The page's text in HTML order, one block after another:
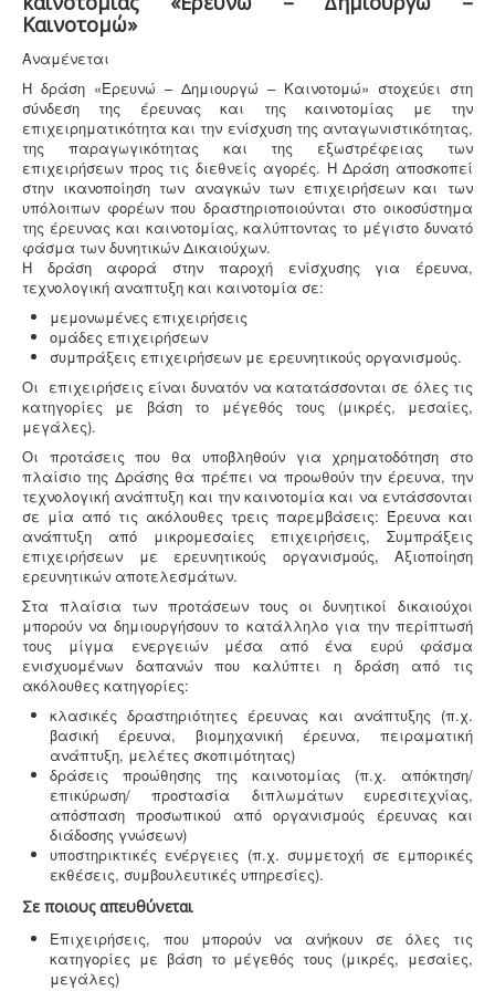
Κανονισμός λειτουργίας τουριστικού
καταλύματος
-
Τα τουριστικά καταλύματα
(ξενοδοχεία, ενοικιαζόμενα, κάμπινγκ) μοριοδοτούνται
κατά την πιστοποίηση κατάταξης σε κατηγορία
άστρων ή κλειδιών για τον κανονισμό λειτουργίας που
διακανονίζει θέματα πολιτικής παραπόνων, υποδοχής,
περιβάλλοντος και καθαριότητας.
Άδεια λειτουργίας catering -
Τα catering
αδειοδοτούνται ως επαγγελματικά εργαστήρια με
προαπαιτούμενη κτηνιατρική άδεια λειτουργίας η
οποία συνοδεύεται από πλήρη μελέτη HACCP,
Πυρασφάλεια - Πυροπροστασία -
Υφιστάμενες
επιχειρήσεις εκπαιδευτήριων, χώρων συνάθροισης
κοινού, γραφείων και εμπορικών
καταστημάτων οφείλουν να επανακαθορίσουν μέτρα
και μέσα πυροπροστασίας σύμφωνα με τις νέες
διατάξεις (ΠΥΔ 16/15, 3/15, 17/16 & /17).
Νομιμοποίηση γεώτρησης - Όλες οι μεταβιβάσεις
ακινήτων, στα οποία υπάρχει γεώτρηση, εκτελούνται
κατόπιν νομιμοποίησης της γεώτρησης. Για να
προχωρήσει η συμβολαιογραφική πράξη θα πρέπει να
έχει εκδοθεί κωδικός ΕΜΣΥ ενεργού ή ανενεργού
σημείου υδροληψίας
/Καινοτομώ»
Αναμένεται
Η δράση «Ερευνώ – Δημιουργώ – Καινοτομώ» στοχεύει στη
σύνδεση της έρευνας και της καινοτομίας με την
επιχειρηματικότητα και την ενίσχυση της ανταγωνιστικότητας,
της παραγωγικότητας και της εξωστρέφειας των
επιχειρήσεων προς τις διεθνείς αγορές. Η Δράση αποσκοπεί
στην ικανοποίηση των αναγκών των επιχειρήσεων και των
υπόλοιπων φορέων που δραστηριοποιούνται στο οικοσύστημα
της έρευνας και καινοτομίας, καλύπτοντας το μέγιστο δυνατό
φάσμα των δυνητικών Δικαιούχων.
Η δράση αφορά στην παροχή ενίσχυσης για έρευνα,
τεχνολογική αναπτυξη και καινοτομία σε:
μεμονωμένες επιχειρήσεις
ομάδες επιχειρήσεων
συμπράξεις επιχειρήσεων με ερευνητικούς οργανισμούς.
Οι επιχειρήσεις είναι δυνατόν να κατατάσσονται σε όλες τις
κατηγορίες με βάση το μέγεθός τους (μικρές, μεσαίες,
μεγάλες).
Οι προτάσεις που θα υποβληθούν για χρηματοδότηση στο
πλαίσιο της Δράσης θα πρέπει να προωθούν την έρευνα, την
τεχνολογική ανάπτυξη και την καινοτομία και να εντάσσονται
σε μία από τις ακόλουθες τρεις παρεμβάσεις: Έρευνα και
ανάπτυξη από μικρομεσαίες επιχειρήσεις, Συμπράξεις
επιχειρήσεων με ερευνητικούς οργανισμούς, Αξιοποίηση
ερευνητικών αποτελεσμάτων.
Στα πλαίσια των προτάσεων τους οι δυνητικοί δικαιούχοι
μπορούν να δημιουργήσουν το κατάλληλο για την περίπτωσή
τους μίγμα ενεργειών μέσα από ένα ευρύ φάσμα
ενισχυομένων δαπανών που καλύπτει η δράση από τις
ακόλουθες κατηγορίες:
κλασικές δραστηριότητες έρευνας και ανάπτυξης (π.χ.
βασική έρευνα, βιομηχανική έρευνα, πειραματική
ανάπτυξη, μελέτες σκοπιμότητας)
δράσεις προώθησης της καινοτομίας (π.χ. απόκτηση/
επικύρωση/ προστασία διπλωμάτων ευρεσιτεχνίας,
απόσπαση προσωπικού από οργανισμούς έρευνας και
διάδοσης γνώσεων)
υποστηρικτικές ενέργειες (π.χ. συμμετοχή σε εμπορικές
εκθέσεις, συμβουλευτικές υπηρεσίες).
Σε ποιους απευθύνεται
Επιχειρήσεις, που μπορούν να ανήκουν σε όλες τις
κατηγορίες με βάση το μέγεθός τους (μικρές, μεσαίες,
μεγάλες)